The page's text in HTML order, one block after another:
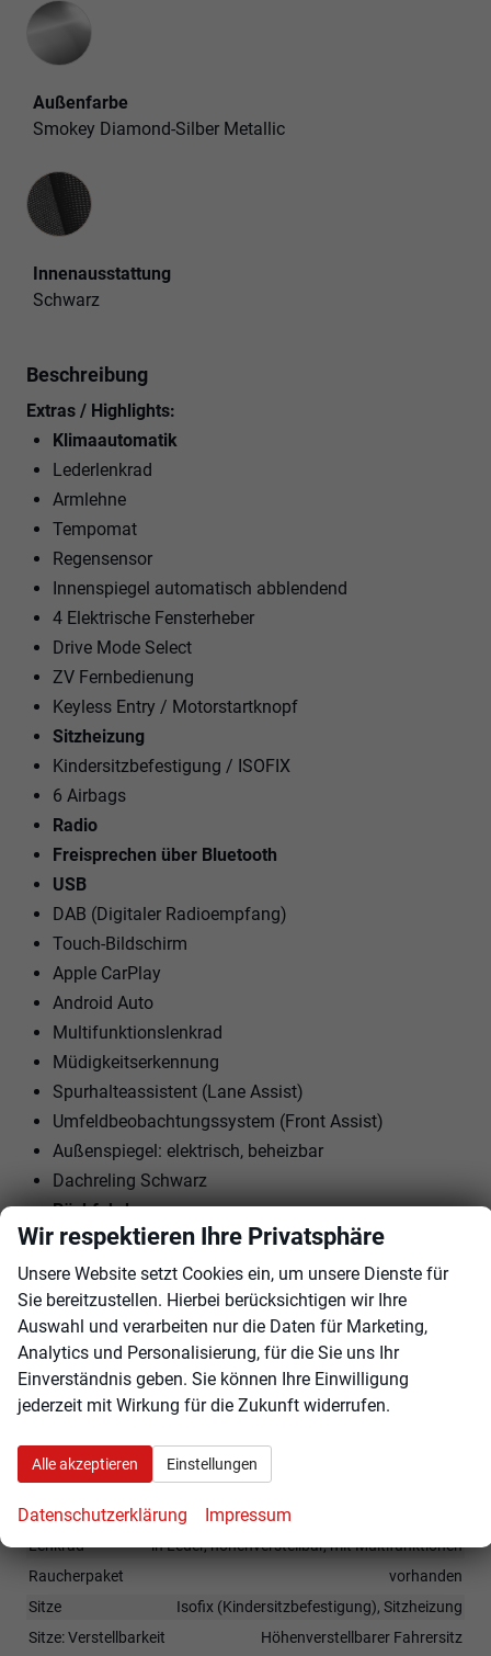
Außenfarbe
Smokey Diamond-Silber Metallic
Innenausstattung
Innenausstattung
Schwarz
Beschreibung
Extras / Highlights:
Klimaautomatik
Lederlenkrad
Armlehne
Tempomat
Regensensor
Innenspiegel automatisch abblendend
4 Elektrische Fensterheber
Drive Mode Select
ZV Fernbedienung
Keyless Entry / Motorstartknopf
Sitzheizung
Kindersitzbefestigung / ISOFIX
6 Airbags
Radio
Freisprechen über Bluetooth
USB
DAB (Digitaler Radioempfang)
Touch-Bildschirm
Apple CarPlay
Android Auto
Multifunktionslenkrad
Müdigkeitserkennung
Spurhalteassistent (Lane Assist)
Umfeldbeobachtungssystem (Front Assist)
Außenspiegel: elektrisch, beheizbar
Dachreling Schwarz
Rückfahrkamera
Parksensoren vorne + hinten
16"" LM-Felgen mit Reifen 205/60 R16
Tagfahrlicht mit LED
Geschwindigkeitserkennung
Garantieverlängerung: 4
Jahre / 120.000 KM
Innen
Fensterheber
Klimatisierung
Lenkrad
in Leder, höhenverstellbar, mit Multifunktionen
Raucherpaket
vorhanden
Sitze
Isofix (Kindersitzbefestigung), Sitzheizung
Sitze: Verstellbarkeit
Höhenverstellbarer Fahrersitz
Wir respektieren Ihre Privatsphäre
Unsere Website setzt Cookies ein, um unsere Dienste für
Sie bereitzustellen. Hierbei berücksichtigen wir Ihre
Auswahl und verarbeiten nur die Daten für Marketing,
Analytics und Personalisierung, für die Sie uns Ihr
Einverständnis geben. Sie können Ihre Einwilligung
jederzeit mit Wirkung für die Zukunft widerrufen.
Alle akzeptieren Einstellungen
Datenschutzerklärung Impressum